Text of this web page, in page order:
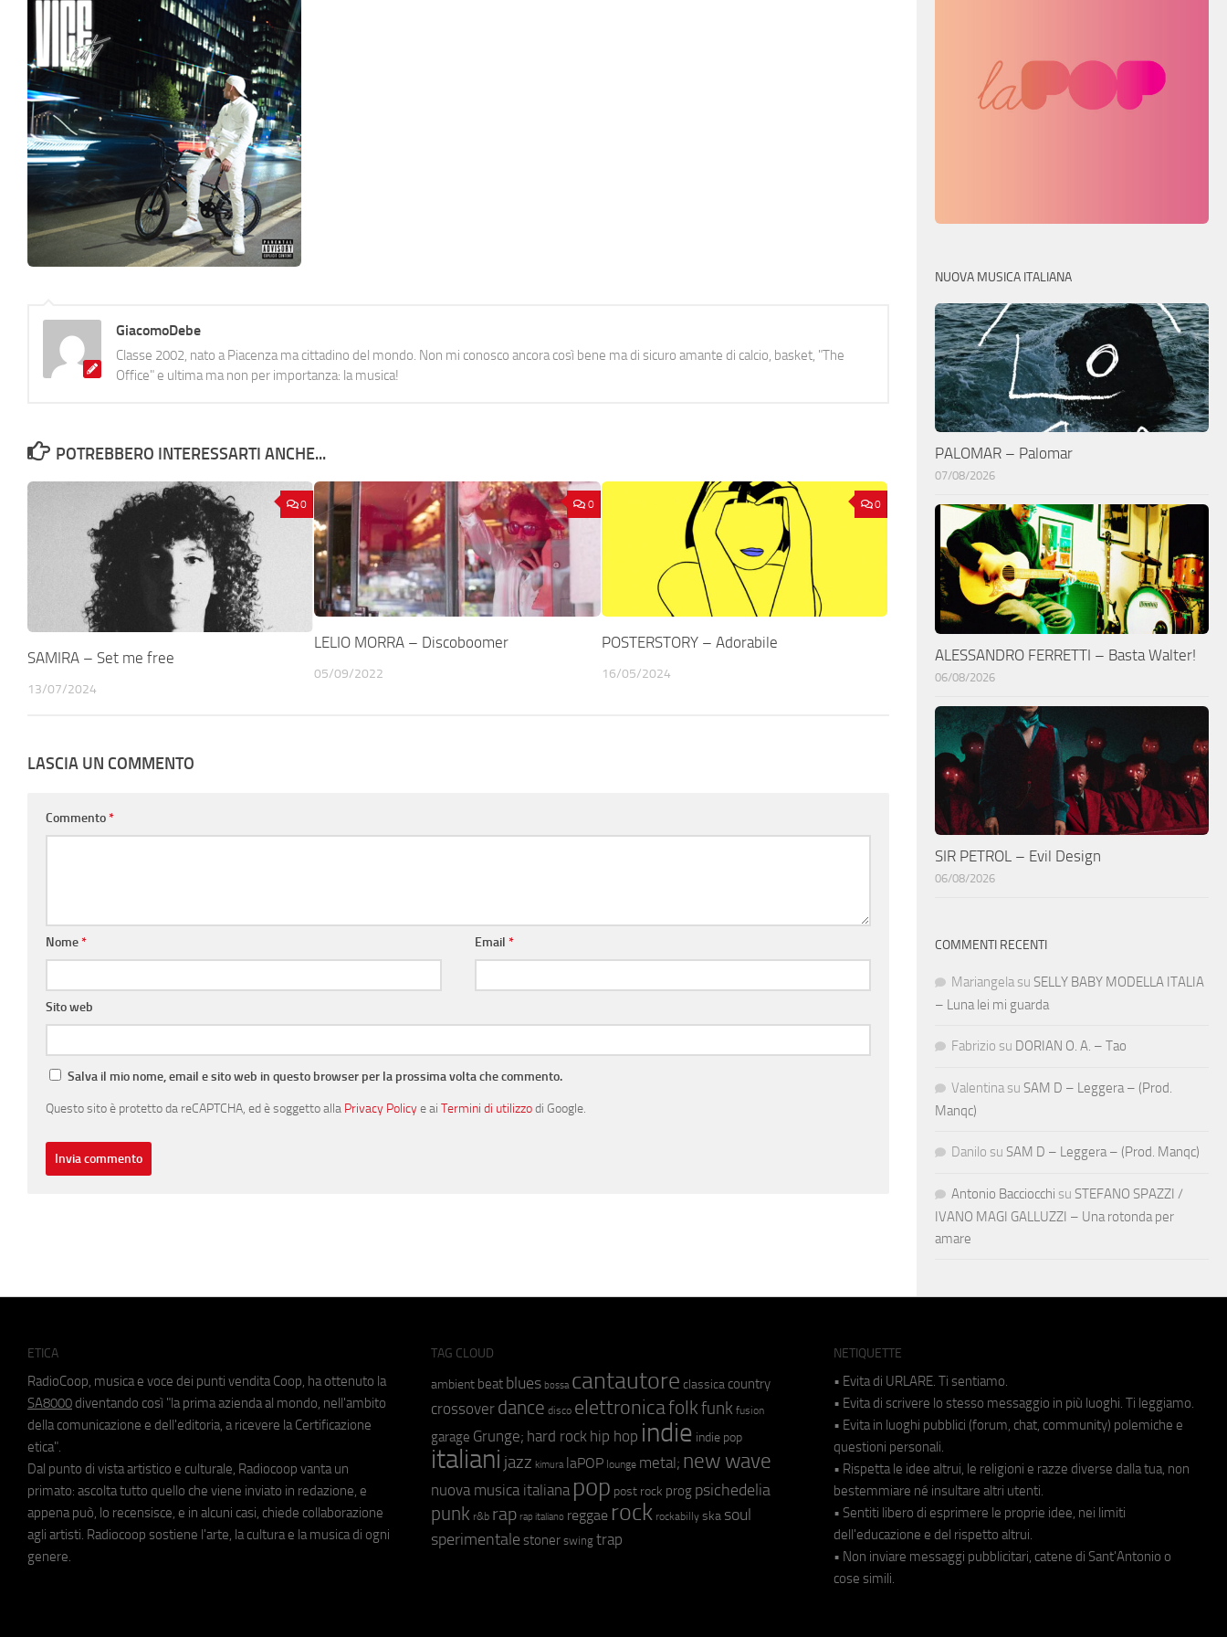
GiacomoDebe
Classe 2002, nato a Piacenza ma cittadino del mondo. Non mi conosco ancora così bene ma di sicuro amante di calcio, basket, "The
Office" e ultima ma non per importanza: la musica!
POTREBBERO INTERESSARTI ANCHE...
0
SAMIRA – Set me free
13/07/2024
0
LELIO MORRA – Discoboomer
05/09/2022
0
POSTERSTORY – Adorabile
16/05/2024
LASCIA UN COMMENTO
Commento*
Nome* Email*
Sito web
Salva il mio nome, email e sito web in questo browser per la prossima volta che commento.
Questo sito è protetto da reCAPTCHA, ed è soggetto alla Privacy Policye ai Termini di utilizzodi Google.
NUOVA MUSICA ITALIANA
PALOMAR – Palomar
07/08/2026
ALESSANDRO FERRETTI – Basta Walter!
06/08/2026
SIR PETROL – Evil Design
06/08/2026
COMMENTI RECENTI
Mariangela su SELLY BABY MODELLA ITALIA
– Luna lei mi guarda
Fabrizio su DORIAN O. A. – Tao
Valentina su SAM D – Leggera – (Prod.
Manqc)
Danilo su SAM D – Leggera – (Prod. Manqc)
Antonio Bacciocchi su STEFANO SPAZZI /
IVANO MAGI GALLUZZI – Una rotonda per
amare
ETICA
RadioCoop, musica e voce dei punti vendita Coop, ha ottenuto la
SA8000 diventando così "la prima azienda al mondo, nell'ambito
della comunicazione e dell'editoria, a ricevere la Certificazione
etica".
Dal punto di vista artistico e culturale, Radiocoop vanta un
primato: ascolta tutto quello che viene inviato in redazione, e
appena può, lo recensisce, e in alcuni casi, chiede collaborazione
agli artisti. Radiocoop sostiene l'arte, la cultura e la musica di ogni
genere.
TAG CLOUD
ambient beat blues bossa cantautore classica country
crossover dance disco elettronicafolkfunk fusion
garage Grunge; hard rock hip hop indie indie pop
italiani jazz kimura laPOP lounge metal; new wave
nuova musica italiana pop post rock prog psichedelia
punk r&b rap rap italiano reggae rock rockabilly ska soul
sperimentale stoner swing trap
NETIQUETTE
• Evita di URLARE. Ti sentiamo.
• Evita di scrivere lo stesso messaggio in più luoghi. Ti leggiamo.
• Evita in luoghi pubblici (forum, chat, community) polemiche e
questioni personali.
• Rispetta le idee altrui, le religioni e razze diverse dalla tua, non
bestemmiare né insultare altri utenti.
• Sentiti libero di esprimere le proprie idee, nei limiti
dell'educazione e del rispetto altrui.
• Non inviare messaggi pubblicitari, catene di Sant'Antonio o
cose simili.